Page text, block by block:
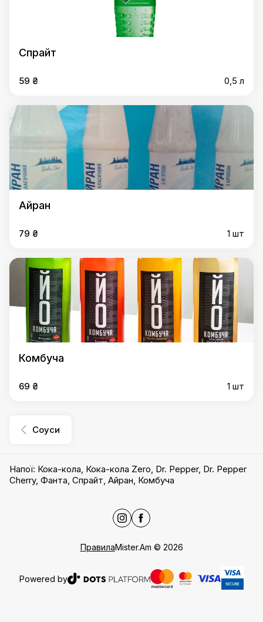
Спрайт
59 ₴ 0,5 л
Айран
79 ₴ 1 шт
Комбуча
69 ₴ 1 шт
Соуси
Напої: Кока-кола, Кока-кола Zero, Dr. Pepper, Dr. Pepper
Cherry, Фанта, Спрайт, Айран, Комбуча
ПравилаMister.Am © 2026
Powered by